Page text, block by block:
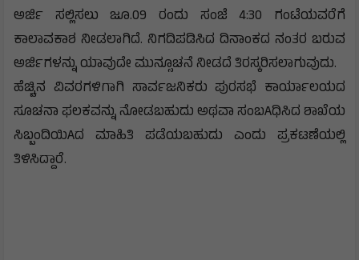
ಅರ್ಜಿ ಸಲ್ಲಿಸಲು ಜೂ.09 ರಂದು ಸಂಜೆ 4:30 ಗಂಟೆಯವರೆಗೆ
ಕಾಲಾವಕಾಶ ನೀಡಲಾಗಿದೆ. ನಿಗದಿಪಡಿಸಿದ ದಿನಾಂಕದ ನಂತರ ಬರುವ
ಅರ್ಜಿಗಳನ್ನು ಯಾವುದೇ ಮುನ್ಸೂಚನೆ ನೀಡದೆ ತಿರಸ್ಕರಿಸಲಾಗುವುದು.
ಹೆಚ್ಚಿನ ವಿವರಗಳಿಗಾಗಿ ಸಾರ್ವಜನಿಕರು ಪುರಸಭೆ ಕಾರ್ಯಾಲಯದ
ಸೂಚನಾ ಫಲಕವನ್ನು ನೋಡಬಹುದು ಅಥವಾ ಸಂಬAಧಿಸಿದ ಶಾಖೆಯ
ಸಿಬ್ಬಂದಿಯಿAದ ಮಾಹಿತಿ ಪಡೆಯಬಹುದು ಎಂದು ಪ್ರಕಟಣೆಯಲ್ಲಿ
ತಿಳಿಸಿದ್ದಾರೆ.